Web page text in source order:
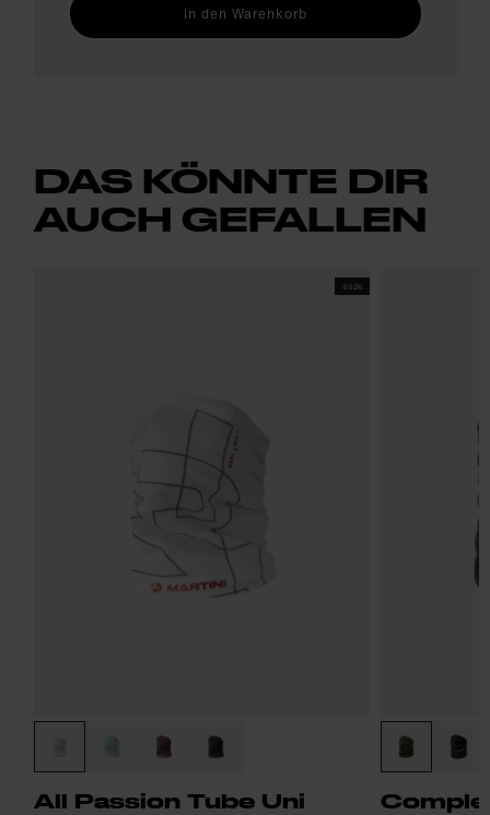
In den Warenkorb
DAS KÖNNTE DIR
AUCH GEFALLEN
SS26
All Passion Tube Uni